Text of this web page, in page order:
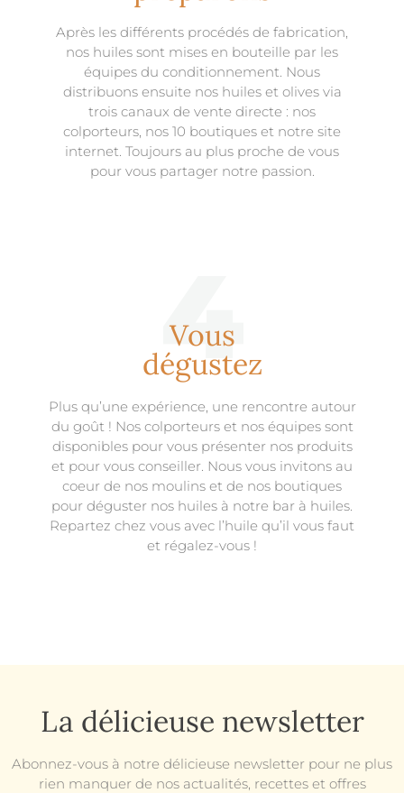
Après les différents procédés de fabrication,
nos huiles sont mises en bouteille par les
équipes du conditionnement. Nous
distribuons ensuite nos huiles et olives via
trois canaux de vente directe : nos
colporteurs , nos 10 boutiques et notre site
internet. Toujours au plus proche de vous
pour vous partager notre passion.
4
Vous
dégustez
Plus qu’une expérience, une rencontre autour
du goût ! Nos colporteurs et nos équipes sont
disponibles pour vous présenter nos produits
et pour vous conseiller. Nous vous invitons au
coeur de nos moulins et de nos boutiques
pour déguster nos huiles à notre bar à huiles.
Repartez chez vous avec l’huile qu’il vous faut
et régalez-vous !
La délicieuse newsletter
Abonnez-vous à notre délicieuse newsletter pour ne plus
rien manquer de nos actualités, recettes et offres